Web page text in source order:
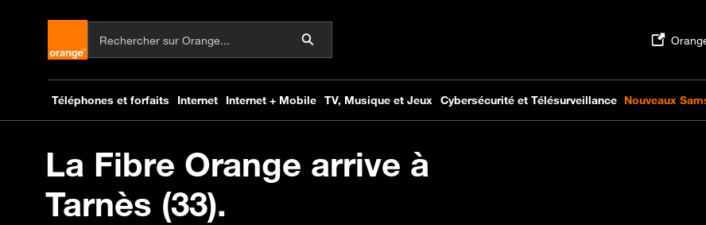
La Fibre Orange arrive à
Tarnès (33).